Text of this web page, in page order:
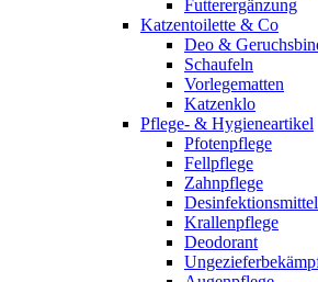
Futterergänzung
Katzentoilette & Co
Deo &
Schaufeln
Vorlegematten
Katzenklo
Pflege- & Hygieneartikel
Pfotenpflege
Fellpflege
Zahnpflege
Desinfektionsmittel
Krallenpflege
Deodorant